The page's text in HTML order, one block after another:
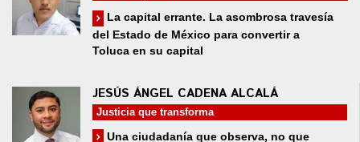
La capital errante. La asombrosa travesía
del Estado de México para convertir a
Toluca en su capital
JESÚS ÁNGEL CADENA ALCALÁ
Justicia que transforma
Una ciudadanía que observa, no que